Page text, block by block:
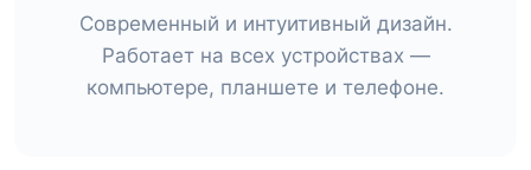
Современный и интуитивный дизайн.
Работает на всех устройствах —
компьютере, планшете и телефоне.